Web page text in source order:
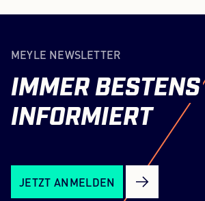
MEYLE NEWSLETTER
IMMER BESTENS
INFORMIERT
JETZT ANMELDEN